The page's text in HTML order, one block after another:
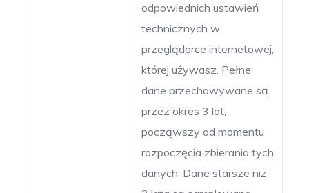
odpowiednich ustawień
technicznych w
przeglądarce internetowej,
której używasz. Pełne
dane przechowywane są
przez okres 3 lat,
począwszy od momentu
rozpoczęcia zbierania tych
danych. Dane starsze niż